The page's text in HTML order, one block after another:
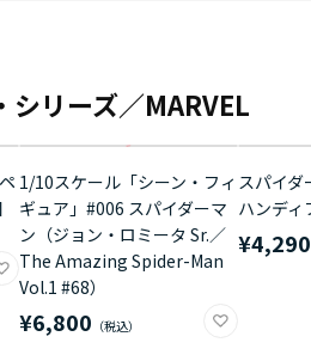
シリーズ／MARVEL
1/10スケール「シーン・フィ
ギュア」#006 スパイダーマ
ン（ジョン・ロミータ Sr.／
The Amazing Spider-Man
Vol.1 #68）
¥6,800
スパイ
ハンディ
¥4,290